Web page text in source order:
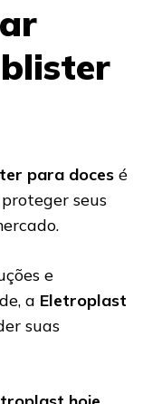
para doces é
seus
e
a Eletroplast
suas